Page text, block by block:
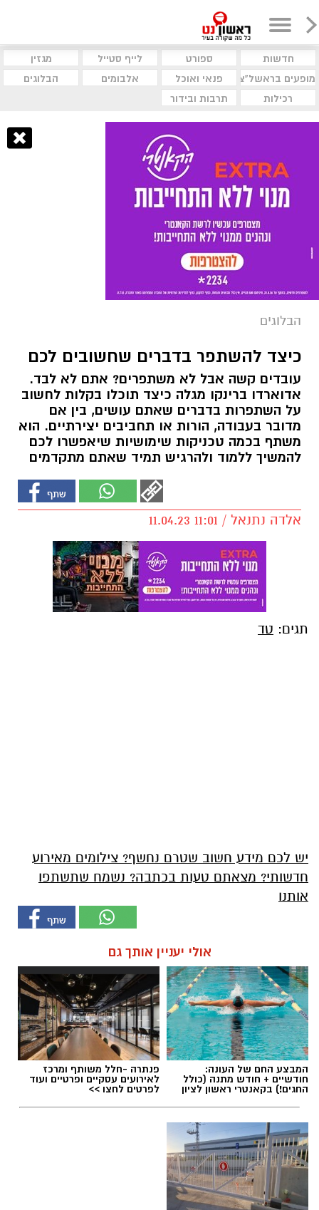
חדשות ספורט לייף סטייל
מגזין
מופעים בראשל"צ
פנאי ואוכל אלבומים
הבלוגים
רכילות
תרבות ובידור
הבלוגים
כיצד להשתפר בדברים שחשובים לכם
עובדים קשה אבל לא משתפרים? אתם לא לבד.
אדוארדו ברינקו מגלה כיצד תוכלו בקלות לחשוב
על השתפרות בדברים שאתם עושים, בין אם
מדובר בעבודה, הורות או תחביבים יצירתיים. הוא
משתף בכמה טכניקות שימושיות שיאפשרו לכם
להמשיך ללמוד ולהרגיש תמיד שאתם מתקדמים
אלדה נתנאל / 11:01 11.04.23
תגים: טד
יש לכם מידע חשוב שטרם נחשף? צילומים מאירוע
חדשותי? מצאתם טעות בכתבה? נשמח שתשתפו
אותנו
אולי יעניין אותך גם
המבצע החם של העונה:
חודשיים + חודש מתנה (כולל
החגים!) בקאנטרי ראשון לציון
פנתרה -חלל משותף ומרכז
לאירועים עסקיים ופרטיים ועוד
לפרטים לחצו >>